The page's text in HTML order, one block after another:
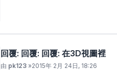
回覆: 回覆: 回覆: 在3D視圖裡
文章
由 pk123 »2015年 2月 24日, 18:26